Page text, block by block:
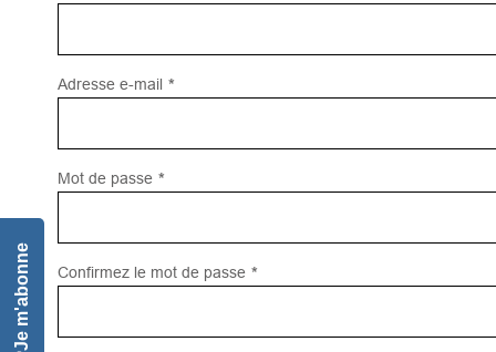
Adresse e-mail *
Mot de passe *
Confirmez le mot de passe *
Je m'abonne